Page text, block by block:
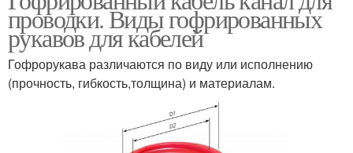
проводки. Виды гофрированных
рукавов для кабелей
Гофрорукава различаются по виду или исполнению
(прочность, гибкость,толщина) и материалам.